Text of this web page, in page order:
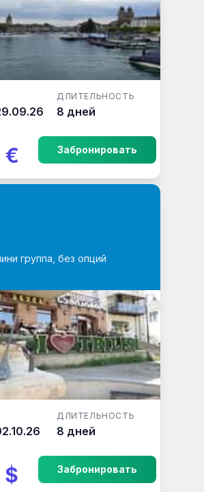
ДЛИТЕЛЬНОСТЬ
8 дней
€ Забронировать
группа, без опций
ДЛИТЕЛЬНОСТЬ
8 дней
$ Забронировать